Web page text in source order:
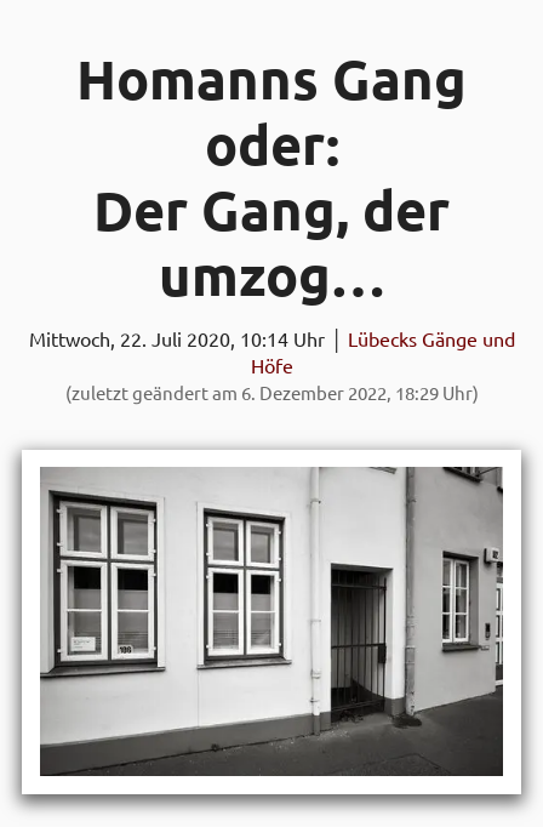
Homanns Gang
oder:
Der Gang, der
umzog…
Mittwoch, 22. Juli 2020, 10:14 Uhr │ Lübecks Gänge und
Höfe
(zuletzt geändert am 6. Dezember 2022, 18:29 Uhr)